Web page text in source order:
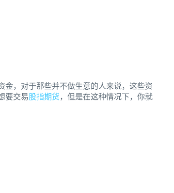
金，对于那些并不做生意的人来说，这些资
要交易股指期货 ，但是在这种情况下，你就